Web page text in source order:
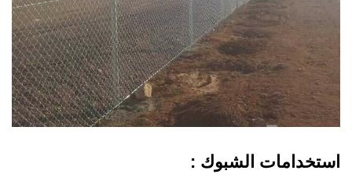
استخدامات الشبوك :